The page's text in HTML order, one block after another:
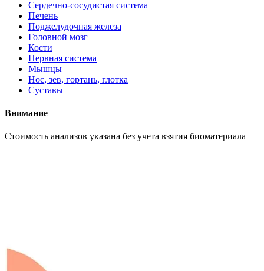
Сердечно-сосудистая система
Печень
Поджелудочная железа
Головной мозг
Кости
Нервная система
Мышцы
Нос, зев, гортань, глотка
Суставы
Внимание
Cтоимость анализов указана без учета взятия биоматериала